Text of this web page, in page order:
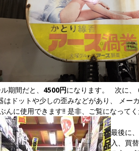
期間だと、 4500円になります。 次に、
ドットや少しの歪みなどがあり、 メー
んに使用できます!! 是非、ご覧になってく
最後に
入、買